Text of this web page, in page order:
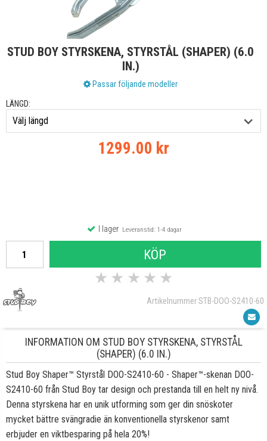
STUD BOY STYRSKENA, STYRSTÅL (SHAPER) (6.0
IN.)
Passar följande modeller
LÄNGD:
1299.00 kr
I lagerLeveranstid: 1-4 dagar
KÖP
★ ★ ★ ★ ★
Artikelnummer STB-DOO-S2410-60
INFORMATION OM STUD BOY STYRSKENA, STYRSTÅL
(SHAPER) (6.0 IN.)
Stud Boy Shaper™ Styrstål DOO-S2410-60 - Shaper™-skenan DOO-
S2410-60 från Stud Boy tar design och prestanda till en helt ny nivå.
Denna styrskena har en unik utforming som ger din snöskoter
mycket bättre svängradie än konventionella styrskenor samt
erbjuder en viktbesparing på hela 20%!